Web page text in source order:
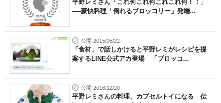
平野レミさん「これ何これ何これこれ何！！」
──豪快料理「倒れるブロッコリー」発端...
公開 2015/05/22
「食材」で話しかけると平野レミがレシピを提
案するLINE公式アカ登場 「ブロッコ...
公開 2016/12/20
平野レミさんの料理、カプセルトイになる 伝